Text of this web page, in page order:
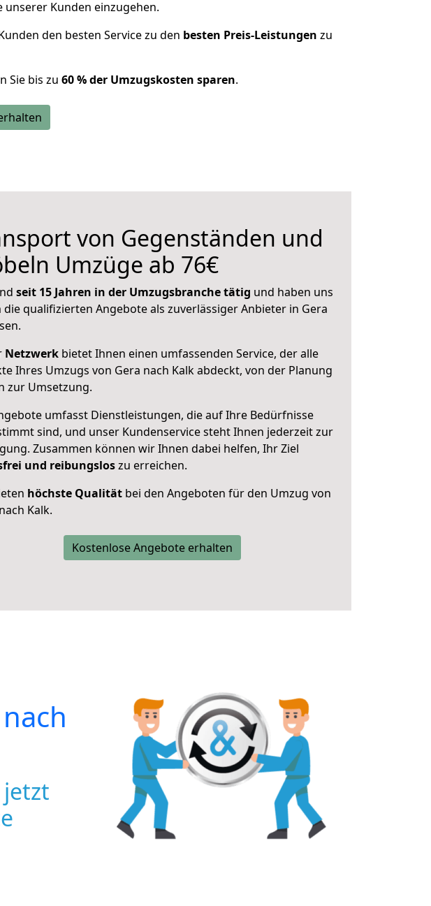
Kunden einzugehen.
den besten Service zu den besten Preis-Leistungen zu
Sie bis zu 60 % der Umzugskosten sparen.
von Gegenständen und
Umzüge ab 76€
seit 15 Jahren in der Umzugsbranche tätig und haben uns
qualifizierten Angebote als zuverlässiger Anbieter in Gera
Netzwerk bietet Ihnen einen umfassenden Service, der alle
Ihres Umzugs von Gera nach Kalk abdeckt, von der Planung
zur Umsetzung.
umfasst Dienstleistungen, die auf Ihre Bedürfnisse
sind, und unser Kundenservice steht Ihnen jederzeit zur
Zusammen können wir Ihnen dabei helfen, Ihr Ziel
und reibungsloszu erreichen.
höchste Qualität bei den Angeboten für den Umzug von
Kalk.
Kostenlose Angebote erhalten
jetzt